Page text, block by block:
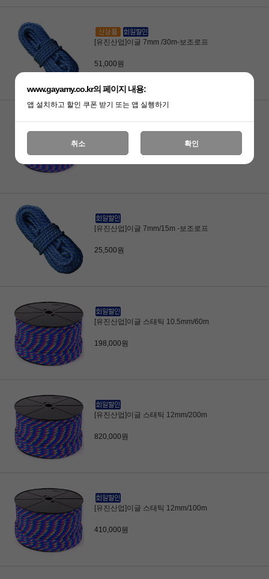
[유진산업]이글 7mm /30m-보조로프
51,000원
[유진산업]이글 스태틱 11mm/50m
185,000원
[유진산업]이글 7mm/15m -보조로프
25,500원
[유진산업]이글 스태틱 10.5mm/60m
198,000원
[유진산업]이글 스태틱 12mm/200m
820,000원
[유진산업]이글 스태틱 12mm/100m
410,000원
www.gayamy.co.kr의 페이지 내용:
앱 설치하고 할인 쿠폰 받기 또는 앱 실행하기
취소 확인